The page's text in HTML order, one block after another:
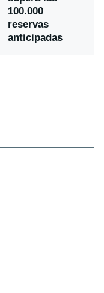
100.000
reservas
anticipadas